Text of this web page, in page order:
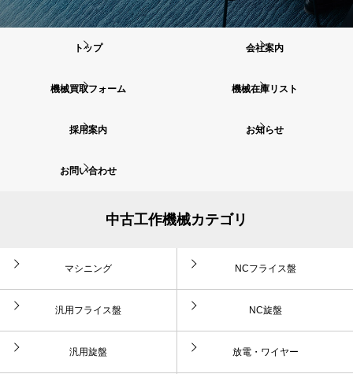
トップ 会社案内
機械買取フォーム 機械在庫リスト
採用案内 お知らせ
お問い合わせ
中古工作機械カテゴリ
マシニング NCフライス盤
汎用フライス盤 NC旋盤
汎用旋盤 放電・ワイヤー